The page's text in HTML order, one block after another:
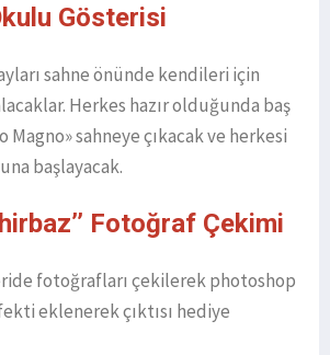
Gösterisi
sahne önünde kendileri için
Herkes hazır olduğunda baş
Magno» sahneye çıkacak ve herkesi
başlayacak.
Fotoğraf Çekimi
fotoğrafları çekilerek photoshop
eklenerek çıktısı hediye